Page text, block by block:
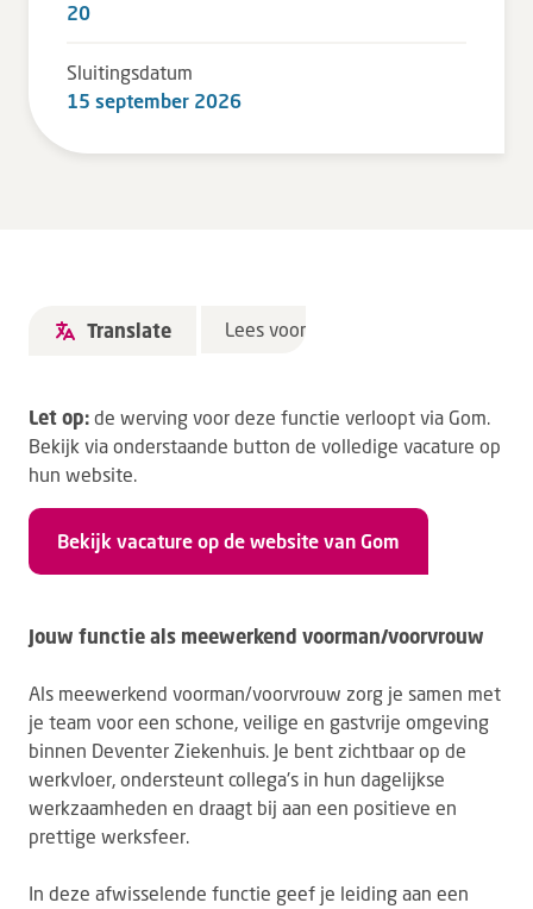
20
Sluitingsdatum
15 september 2026
Translate Lees voor
Let op: de werving voor deze functie verloopt via Gom.
Bekijk via onderstaande button de volledige vacature op
hun website.
Bekijk vacature op de website van Gom
Jouw functie als meewerkend voorman/voorvrouw
Als meewerkend voorman/voorvrouw zorg je samen met
je team voor een schone, veilige en gastvrije omgeving
binnen Deventer Ziekenhuis. Je bent zichtbaar op de
werkvloer, ondersteunt collega's in hun dagelijkse
werkzaamheden en draagt bij aan een positieve en
prettige werksfeer.
In deze afwisselende functie geef je leiding aan een